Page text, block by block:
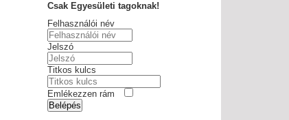
Csak Egyesületi tagoknak!
Felhasználói név
Jelszó
Titkos kulcs
Emlékezzen rám
Belépés